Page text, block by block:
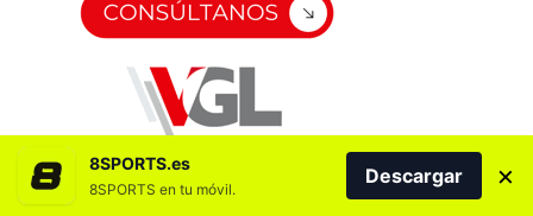
8SPORTS.es
8SPORTS en tu móvil.
Descargar ×